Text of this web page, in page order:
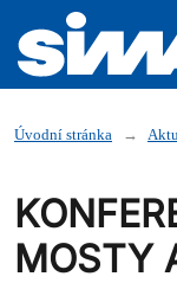
Úvodní stránka
MOSTY